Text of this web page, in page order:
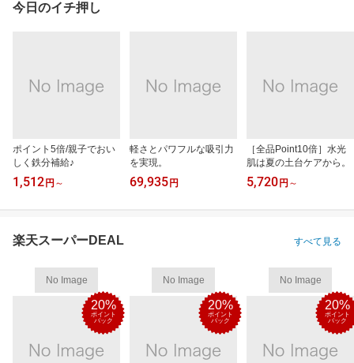
今日のイチ押し
ポイント5倍/親子でおい
しく鉄分補給♪
1,512 円 ～
軽さとパワフルな吸引力
を実現。
69,935 円
［全品Point10倍］水光
肌は夏の土台ケアから。
5,720 円 ～
楽天スーパーDEAL すべて見る
No Image
20%
ポイント
バック
No Image
20%
ポイント
バック
No Image
20%
ポイント
バック